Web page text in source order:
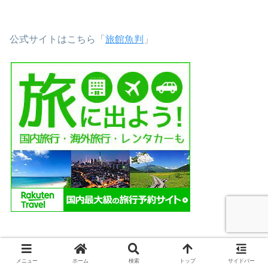
公式サイトはこちら「 旅館魚判 」
おすすめ
メニュー ホーム 検索 トップ サイドバー